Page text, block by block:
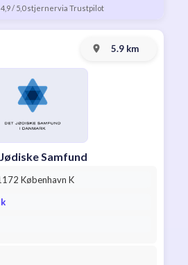
4,9 / 5,0 stjernervia Trustpilot
5.9 km
Samfund
København K